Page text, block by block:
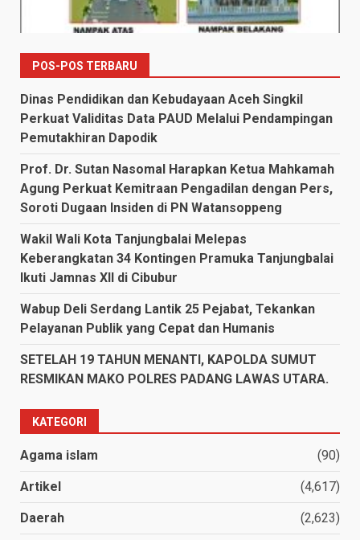
POS-POS TERBARU
Dinas Pendidikan dan Kebudayaan Aceh Singkil
Perkuat Validitas Data PAUD Melalui Pendampingan
Pemutakhiran Dapodik
Prof. Dr. Sutan Nasomal Harapkan Ketua Mahkamah
Agung Perkuat Kemitraan Pengadilan dengan Pers,
Soroti Dugaan Insiden di PN Watansoppeng
Wakil Wali Kota Tanjungbalai Melepas
Keberangkatan 34 Kontingen Pramuka Tanjungbalai
Ikuti Jamnas XII di Cibubur
Wabup Deli Serdang Lantik 25 Pejabat, Tekankan
Pelayanan Publik yang Cepat dan Humanis
SETELAH 19 TAHUN MENANTI, KAPOLDA SUMUT
RESMIKAN MAKO POLRES PADANG LAWAS UTARA.
KATEGORI
Agama islam (90)
Artikel (4,617)
Daerah (2,623)